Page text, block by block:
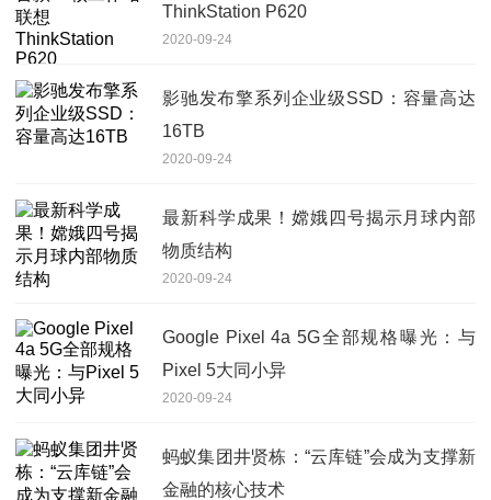
ThinkStation P620
2020-09-24
影驰发布擎系列企业级SSD：容量高达
16TB
2020-09-24
最新科学成果！嫦娥四号揭示月球内部
物质结构
2020-09-24
Google Pixel 4a 5G全部规格曝光：与
Pixel 5大同小异
2020-09-24
蚂蚁集团井贤栋：“云库链”会成为支撑新
金融的核心技术